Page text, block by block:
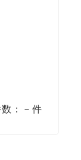
：－件